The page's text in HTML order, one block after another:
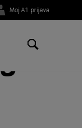
Moj A1 prijava